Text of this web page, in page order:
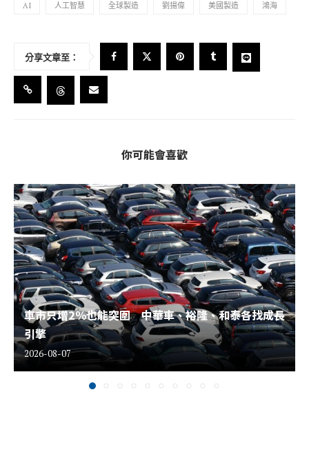
AI 人工智慧 全球製造 劉揚偉 美國製造 鴻海
分享文章至：
你可能會喜歡
車市只增2％也能突圍 中華車、裕隆、和泰各找成長
引擎
2026-08-07